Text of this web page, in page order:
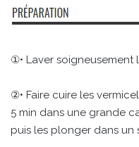
①• Laver soigneusement
②• Faire cuire les
5 min dans une grande
puis les plonger dans un